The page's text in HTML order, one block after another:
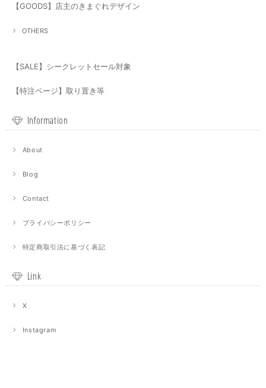
【GOODS】店主のきまぐれデザイン
OTHERS
【SALE】シークレットセール対象
【特注ページ】取り置き等
Information
About
Blog
Contact
プライバシーポリシー
特定商取引法に基づく表記
Link
X
Instagram